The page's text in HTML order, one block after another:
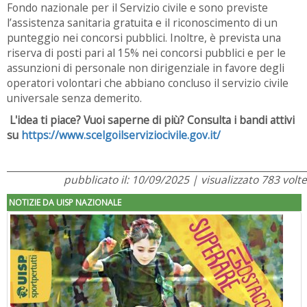
Fondo nazionale per il Servizio civile e sono previste
l’assistenza sanitaria gratuita e il riconoscimento di un
punteggio nei concorsi pubblici. Inoltre, è prevista una
riserva di posti pari al 15% nei concorsi pubblici e per le
assunzioni di personale non dirigenziale in favore degli
operatori volontari che abbiano concluso il servizio civile
universale senza demerito.
L'idea ti piace? Vuoi saperne di più? Consulta i bandi attivi
su https://www.scelgoilserviziocivile.gov.it/
pubblicato il: 10/09/2025 | visualizzato 783 volte
NOTIZIE DA UISP NAZIONALE